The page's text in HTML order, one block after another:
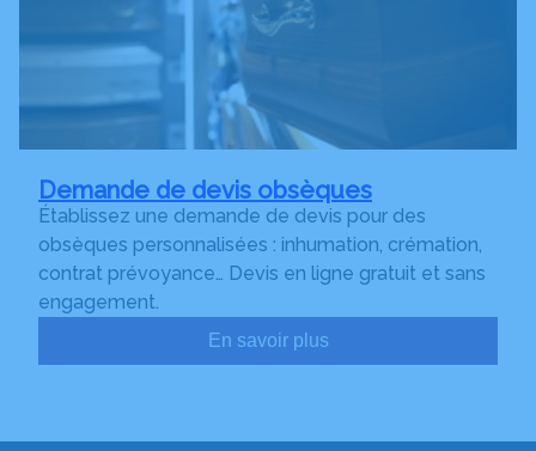
Demande de devis obsèques
Établissez une demande de devis pour des
obsèques personnalisées : inhumation, crémation,
contrat prévoyance… Devis en ligne gratuit et sans
engagement.
En savoir plus